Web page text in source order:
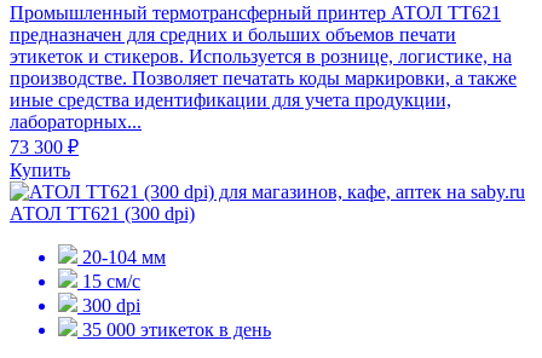
Промышленный термотрансферный принтер АТОЛ ТТ621
предназначен для средних и больших объемов печати
этикеток и стикеров. Используется в рознице, логистике, на
производстве. Позволяет печатать коды маркировки, а также
иные средства идентификации для учета продукции,
лабораторных...
73 300 ₽
Купить
АТОЛ TT621 (300 dpi)
20-104 мм
15 см/с
300 dpi
35 000 этикеток в день